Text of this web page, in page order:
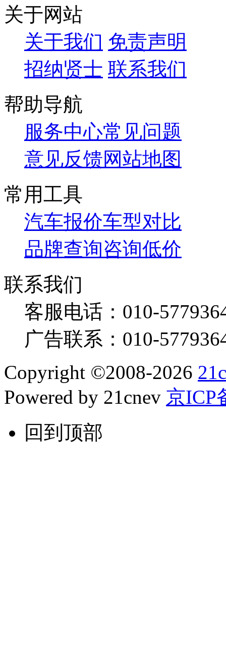
关于网站
关于我们 免责声明
招纳贤士 联系我们
帮助导航
服务中心常见问题
意见反馈网站地图
常用工具
汽车报价车型对比
品牌查询咨询低价
联系我们
客服电话： 010-
广告联系： 010-
Copyright ©2008-2026
Powered by 21cnev 京ICP
回到顶部